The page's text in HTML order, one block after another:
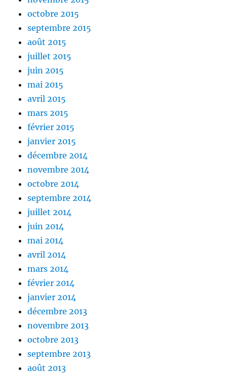
octobre 2015
septembre 2015
août 2015
juillet 2015
juin 2015
mai 2015
avril 2015
mars 2015
février 2015
janvier 2015
décembre 2014
novembre 2014
octobre 2014
septembre 2014
juillet 2014
juin 2014
mai 2014
avril 2014
mars 2014
février 2014
janvier 2014
décembre 2013
novembre 2013
octobre 2013
septembre 2013
août 2013